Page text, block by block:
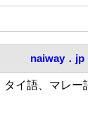
naiway．jp
イ語、マレー